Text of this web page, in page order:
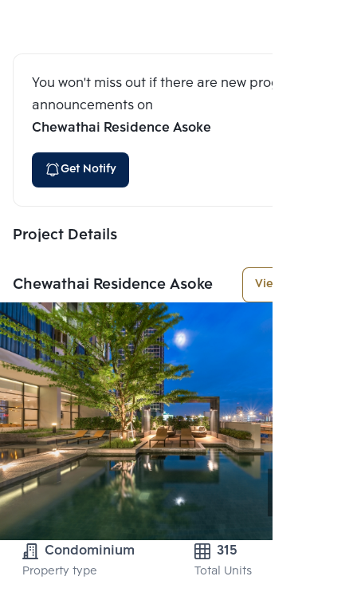
You won't miss out if there are new program
announcements on
Chewathai Residence Asoke
Get Notify
Project Details
Chewathai Residence Asoke View More
Condominium
Property type
315
Total Units